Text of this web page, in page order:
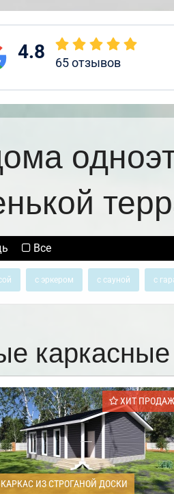
4.8 65отзывов
Все
с эркером с сауной с
ХИТ ПРОДАЖ
КАРКАС ИЗ СТРОГАНОЙ ДОСКИ